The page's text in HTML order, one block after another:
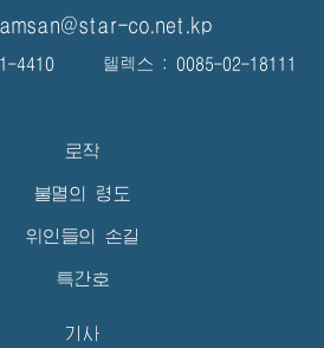
co.net.kp
4410 텔렉스 : 0085-02-18111
로작
불멸의 령도
위인들의 손길
특간호
기사